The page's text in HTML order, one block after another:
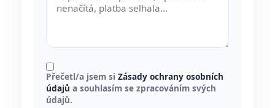
Přečetl/a jsem si Zásady ochrany osobních
údajů a souhlasím se zpracováním svých
údajů.